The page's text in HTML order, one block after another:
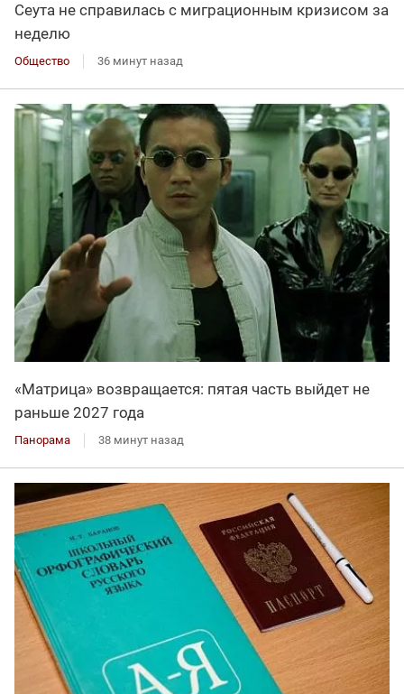
Сеута не справилась с миграционным кризисом за
неделю
Общество 36 минут назад
«Матрица» возвращается: пятая часть выйдет не
раньше 2027 года
Панорама 38 минут назад